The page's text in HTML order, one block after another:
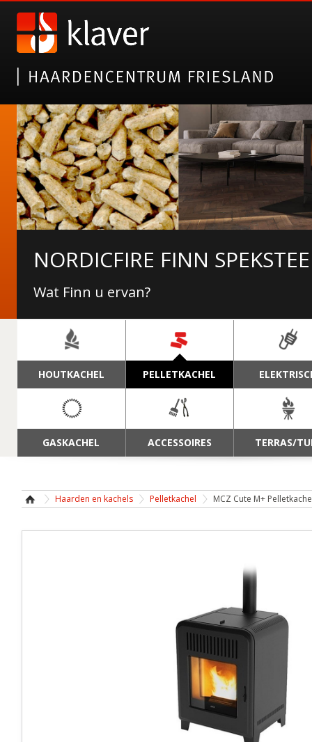
NORDICFIRE FINN
Wat Finn u ervan?
NAVIGATIE
HOUTKACHEL PELLETKACHEL
GASKACHEL ACCESSOIRES TERRAS/
Haarden en kachels Pelletkachel MCZ Cute M+